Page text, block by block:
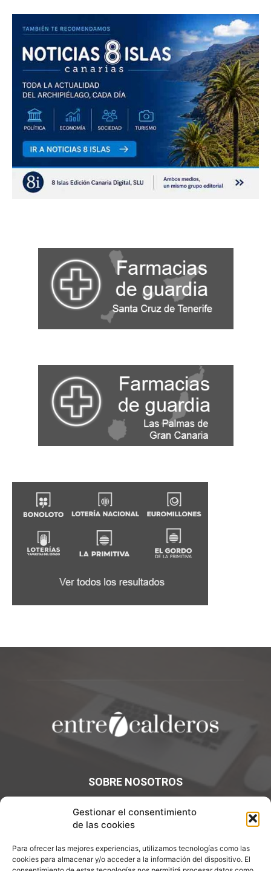
Gestionar el consentimiento
de las cookies
Para ofrecer las mejores experiencias, utilizamos tecnologías como las
cookies para almacenar y/o acceder a la información del dispositivo. El
SOBRE NOSOTROS
¡Bienvenidos a Entre7Calderos.com, el lugar donde la
gastronomía y la cultura culinaria se encuentran! Sumérgete
Contáctanos:info@entre7calderos.com